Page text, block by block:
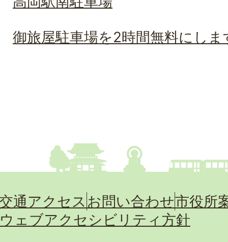
御旅屋駐車場を2時間無料にしま
通アクセス お問い合わせ市役所
ウェブアクセシビリティ方針